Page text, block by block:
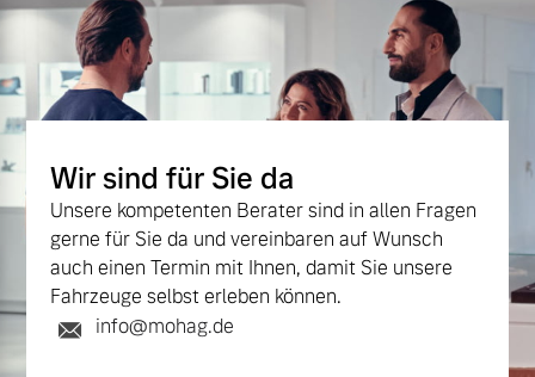
Wir sind für Sie da
Unsere kompetenten Berater sind in allen Fragen
gerne für Sie da und vereinbaren auf Wunsch
auch einen Termin mit Ihnen, damit Sie unsere
Fahrzeuge selbst erleben können.
info@mohag.de